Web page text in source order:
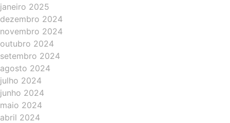
janeiro 2025
dezembro 2024
novembro 2024
outubro 2024
setembro 2024
agosto 2024
julho 2024
junho 2024
maio 2024
abril 2024